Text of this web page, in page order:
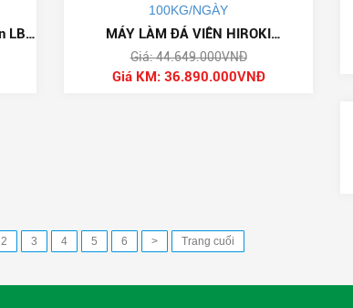
LB
MÁY LÀM ĐÁ VIÊN HIROKI
100KG/NGÀY
Giá: 44.649.000VNĐ
Giá KM: 36.890.000VNĐ
2 3 4 5 6 > Trang cuối